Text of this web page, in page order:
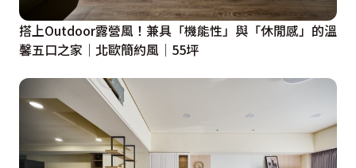
搭上Outdoor露營風！兼具「機能性」與「休閒感」的溫
馨五口之家│北歐簡約風│55坪